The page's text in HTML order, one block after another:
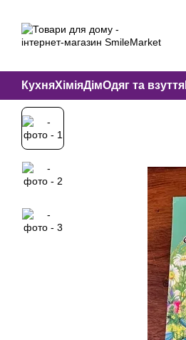
КухняХіміяДімОдяг та взуття